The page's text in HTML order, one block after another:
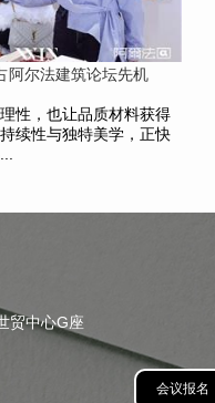
会议报名
阿尔法建筑论坛先机
性，也让品质材料获得
续性与独特美学，正快
贸中心G座